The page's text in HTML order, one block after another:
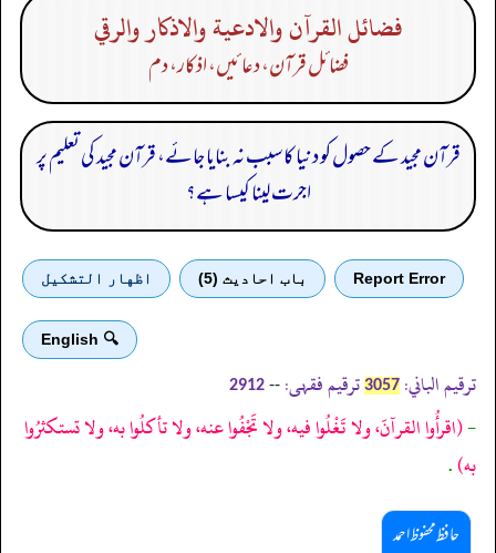
فضائل القرآن والادعية والاذكار والرقي
فضائل قرآن، دعا ئیں، اذکار، دم
قرآن مجید کے حصول کو دنیا کا سبب نہ بنایا جائے، قرآن مجید کی تعلیم پر
اجرت لینا کیسا ہے؟
Report Error باب احادیث (5) اظهار التشكيل
🔍 English
ترقیم الباني: 3057 ترقیم فقہی: --
2912
-(اقرأُوا القرآنَ، ولا تَغْلُوا فيه، ولا تَجْفُوا عنه، ولا تأكلُوا به، ولا تستكثرُوا
به).
حافظ محفوظ احمد